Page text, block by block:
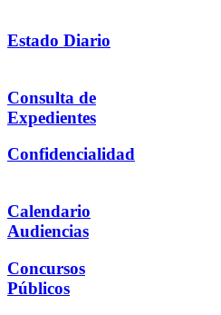
Estado Diario
Consulta de
Expedientes
Confidencialidad
Calendario
Audiencias
Concursos
Públicos